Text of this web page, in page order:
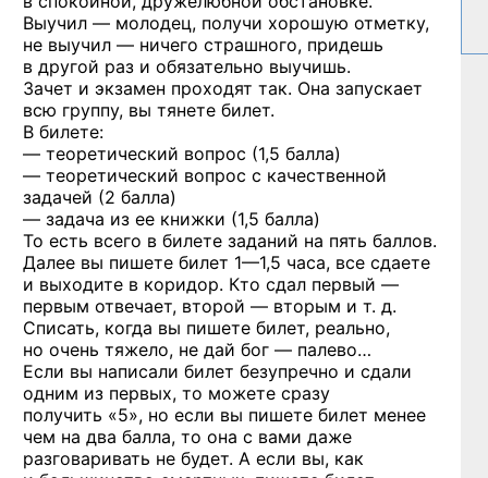
Выучил — молодец, получи хорошую отметку,
не выучил — ничего страшного, придешь
в другой раз и обязательно выучишь.
Зачет и экзамен проходят так. Она запускает
всю группу, вы тянете билет.
В билете:
— теоретический вопрос (1,5 балла)
— теоретический вопрос с качественной
задачей (2 балла)
— задача из ее книжки (1,5 балла)
То есть всего в билете заданий на пять баллов.
Далее вы пишете билет 1—1,5 часа, все сдаете
и выходите в коридор. Кто сдал первый —
первым отвечает, второй — вторым и т. д.
Списать, когда вы пишете билет, реально,
но очень тяжело, не дай бог — палево…
Если вы написали билет безупречно и сдали
одним из первых, то можете сразу
получить «5», но если вы пишете билет менее
чем на два балла, то она с вами даже
разговаривать не будет. А если вы, как